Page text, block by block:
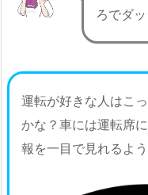
ろでダ
運転が好きな人はこ
かな？車には運転席
報を一目で見れるよ